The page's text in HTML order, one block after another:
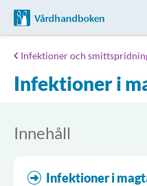
Till startsidan för
Infektioner och
Infektioner i
Innehåll
Infektioner i